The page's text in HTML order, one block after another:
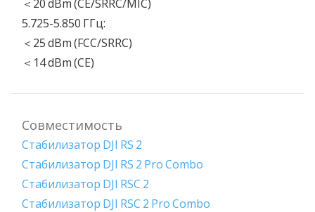
＜20 dBm (CE/SRRC/MIC)
5.725-5.850 ГГц:
＜25 dBm (FCC/SRRC)
＜14 dBm (CE)
Совместимость
Стабилизатор DJI RS 2
Стабилизатор DJI RS 2 Pro Combo
Стабилизатор DJI RSC 2
Стабилизатор DJI RSC 2 Pro Combo